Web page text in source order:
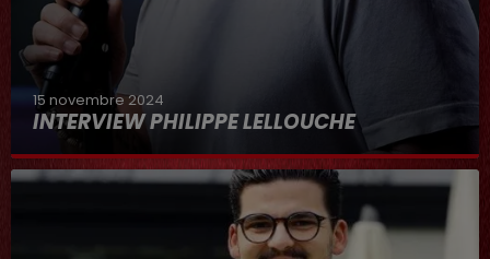
15 novembre 2024
INTERVIEW PHILIPPE LELLOUCHE